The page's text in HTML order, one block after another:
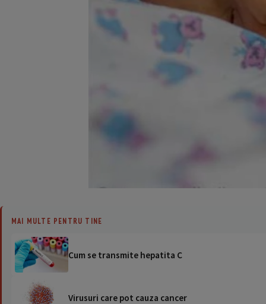
MAI MULTE PENTRU TINE
Cum se transmite hepatita C
Virusuri care pot cauza cancer